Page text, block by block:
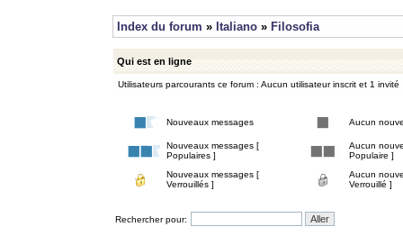
Index du forum » Italiano » Filosofia
Qui est en ligne
Utilisateurs parcourants ce forum : Aucun utilisateur inscrit et 1 invité
Nouveaux messages Aucun
Nouveaux messages [
Populaires ]
Aucun
Populaire ]
Nouveaux messages [
Verrouillés ]
Aucun
Verrouillé ]
Rechercher pour: